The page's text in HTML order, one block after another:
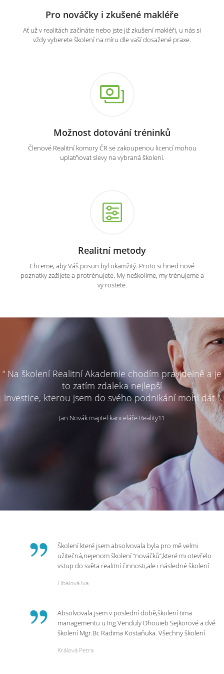
Pro nováčky i zkušené makléře
Ať už v realitách začínáte nebo jste již zkušení makléři, u nás si
vždy vyberete školení na míru dle vaší dosažené praxe.
Možnost dotování tréninků
Členové Realitní komory ČR se zakoupenou licencí mohou
uplatňovat slevy na vybraná školení.
Realitní metody
Chceme, aby Váš posun byl okamžitý. Proto si hned nové
poznatky zažijete a protrénujete. My neškolíme, my trénujeme a
vy rostete.
“ Na školení Realitní Akademie chodím pravidelně a je
to zatím zdaleka nejlepší
investice, kterou jsem do svého podnikání mohl dát ”
Jan Novák majitel kanceláře Reality11
Školení které jsem absolvovala byla pro mě velmi
užitečná,nejenom školení “nováčků“,které mi otevřelo
vstup do světa realitní činnosti,ale i následné školení
p.Vendulce která s nesmírnou lidskostí,přesto
potřebná školení,která Realitní Akademie umožňuje.
Líbalová Iva
Absolvovala jsem v poslední době,školení tima
managementu u Ing.Venduly Dhouieb Sejkorové a dvě
školení Mgr.Bc Radima Kostaňuka. Všechny školení
práci a na život.
Králová Petra